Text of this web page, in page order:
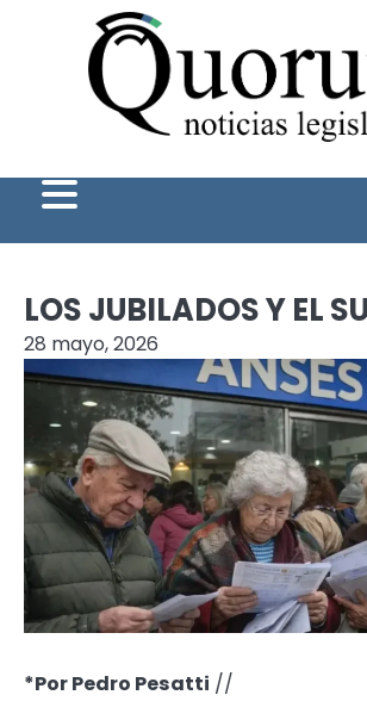
LOS JUBILADOS Y EL
28 mayo, 2026
*Por Pedro Pesatti //